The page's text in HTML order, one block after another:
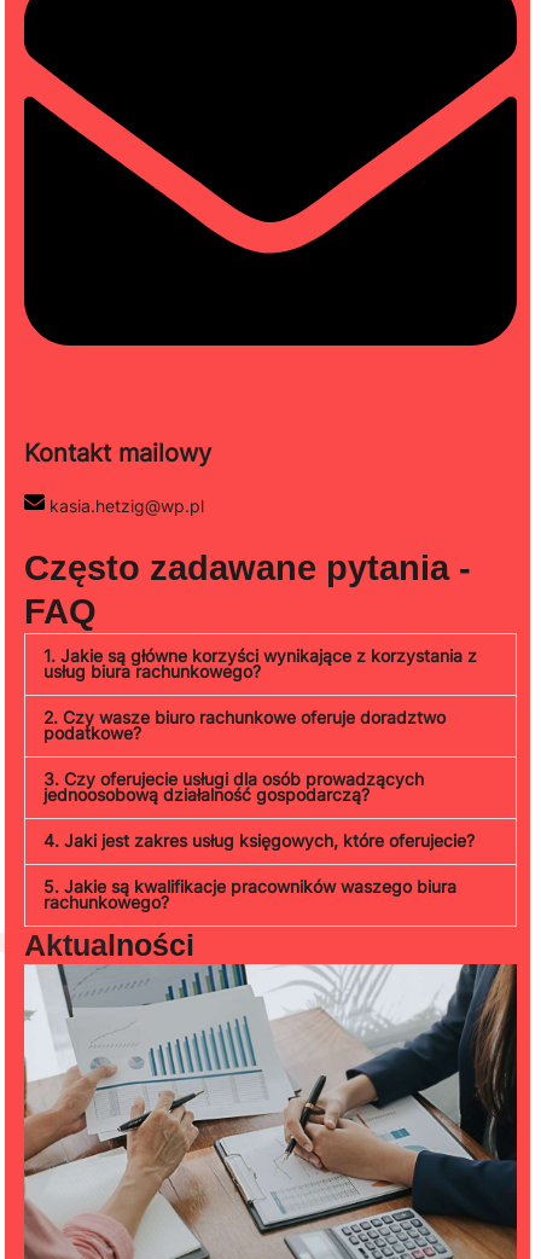
Kontakt mailowy
kasia.hetzig@wp.pl
Często zadawane pytania -
FAQ
1. Jakie są główne korzyści wynikające z korzystania z
usług biura rachunkowego?
2. Czy wasze biuro rachunkowe oferuje doradztwo
podatkowe?
3. Czy oferujecie usługi dla osób prowadzących
jednoosobową działalność gospodarczą?
4. Jaki jest zakres usług księgowych, które oferujecie?
5. Jakie są kwalifikacje pracowników waszego biura
rachunkowego?
Aktualności